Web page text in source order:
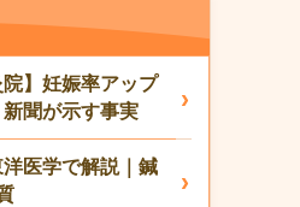
院】妊娠率アップ
新聞が示す事実
医学で解説｜鍼